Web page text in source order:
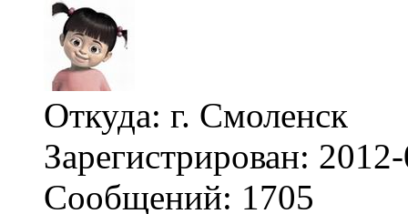
Откуда: г. Смоленск
Зарегистрирован:
Сообщений: 1705